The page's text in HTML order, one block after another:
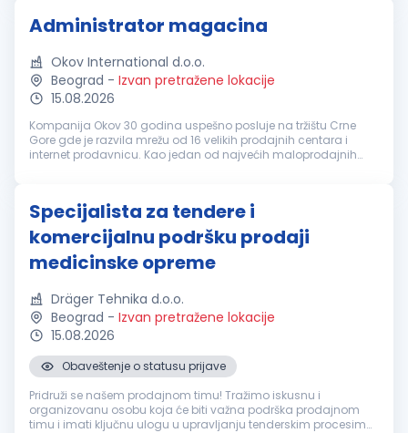
Administrator magacina
Okov International d.o.o.
Beograd - Izvan pretražene lokacije
15.08.2026
Kompanija Okov 30 godina uspešno posluje na tržištu Crne
Gore gde je razvila mrežu od 16 velikih prodajnih centara i
internet prodavnicu. Kao jedan od najvećih maloprodajnih
Specijalista za tendere i
komercijalnu podršku prodaji
medicinske opreme
Dräger Tehnika d.o.o.
Beograd - Izvan pretražene lokacije
15.08.2026
Obaveštenje o statusu prijave
Pridruži se našem prodajnom timu! Tražimo iskusnu i
organizovanu osobu koja će biti važna podrška prodajnom
timu i imati ključnu ulogu u upravljanju tenderskim procesima,